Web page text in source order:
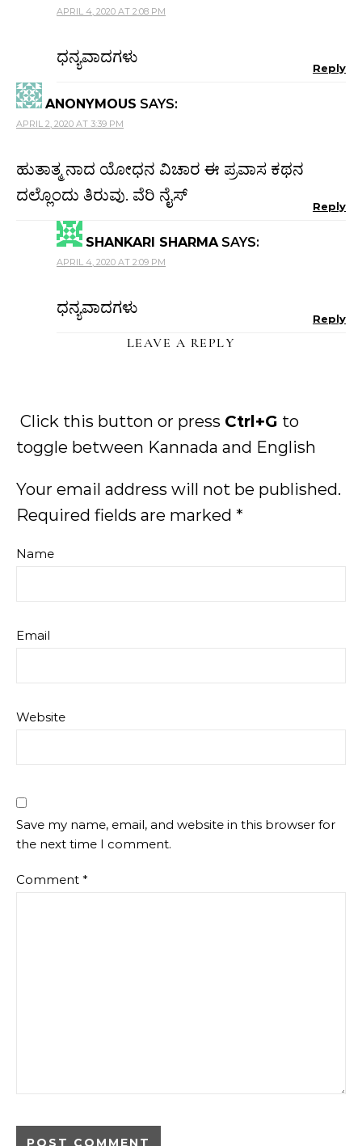
APRIL 4, 2020 AT 2:08 PM
ಧನ್ಯವಾದಗಳು
Reply
ANONYMOUS SAYS:
APRIL 2, 2020 AT 3:39 PM
ಹುತಾತ್ಮ ನಾದ ಯೋಧನ ವಿಚಾರ ಈ ಪ್ರವಾಸ ಕಥನ
ದಲ್ಲೊಂದು ತಿರುವು. ವೆರಿ ನೈಸ್
Reply
SHANKARI SHARMA SAYS:
APRIL 4, 2020 AT 2:09 PM
ಧನ್ಯವಾದಗಳು
Reply
LEAVE A REPLY
Click this button or press Ctrl+G to
toggle between Kannada and English
Your email address will not be published.
Required fields are marked *
Name
Email
Website
Save my name, email, and website in this browser for
the next time I comment.
Comment *